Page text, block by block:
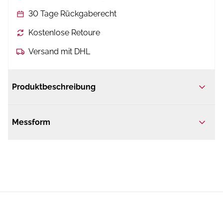
30 Tage Rückgaberecht
Kostenlose Retoure
Versand mit DHL
Produktbeschreibung
Messform